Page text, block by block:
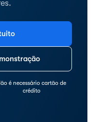
é necessário cartão de
crédito